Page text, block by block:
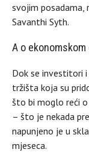
svojim posadama,
Savanthi Syth.
A o ekonomskom
Dok se investitori
tržišta koja su
što bi moglo reći
– što je nekada
napunjeno je u
mjeseca.